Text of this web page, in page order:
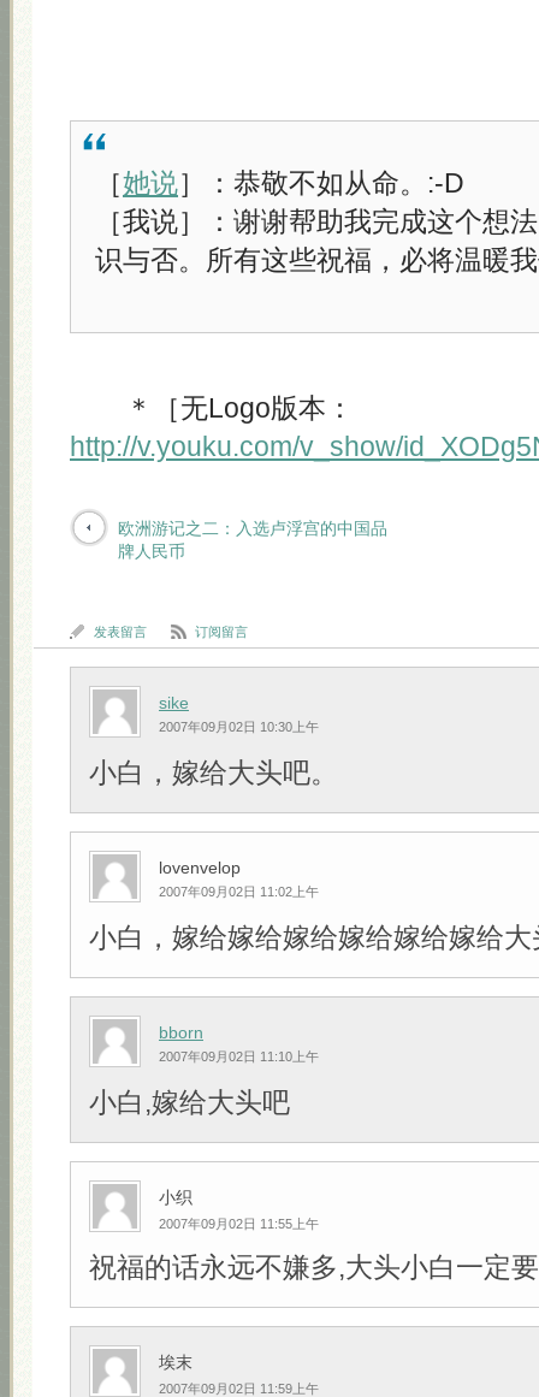
［她说］：恭敬不如从命。:-D
［我说］：谢谢帮助我完成这个想
识与否。所有这些祝福，必将温暖
＊［无Logo版本：
http://v.youku.com/v_show/
欧洲游记之二：入选卢浮宫的中国品
牌人民币
发表留言 订阅留言
sike
2007年09月02日 10:30上午
小白，嫁给大头吧。
lovenvelop
2007年09月02日 11:02上午
小白，嫁给嫁给嫁给嫁给嫁给嫁给大
bborn
2007年09月02日 11:10上午
小白,嫁给大头吧
小织
2007年09月02日 11:55上午
祝福的话永远不嫌多,大头小白一定
埃末
2007年09月02日 11:59上午